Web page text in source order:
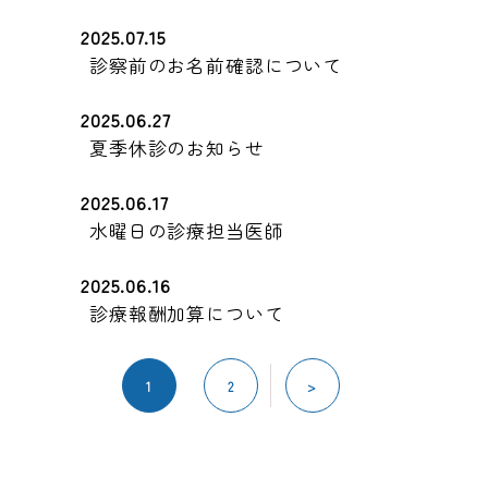
2025.07.15
診察前のお名前確認について
2025.06.27
夏季休診のお知らせ
2025.06.17
水曜日の診療担当医師
2025.06.16
診療報酬加算について
1 2 >